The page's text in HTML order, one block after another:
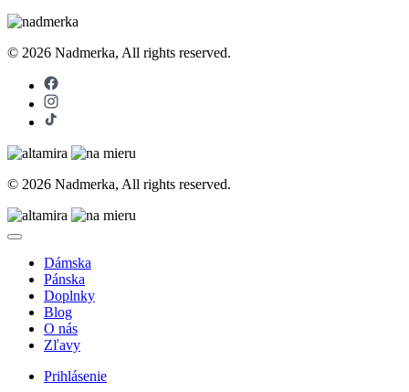
© 2026 Nadmerka, All rights reserved.
© 2026 Nadmerka, All rights reserved.
Dámska
Pánska
Doplnky
Blog
O nás
Zľavy
Prihlásenie